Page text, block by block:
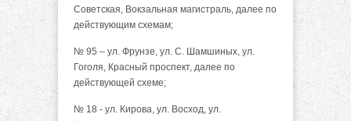
Советская, Вокзальная магистраль, далее по
действующим схемам;
№ 95 – ул. Фрунзе, ул. С. Шамшиных, ул.
Гоголя, Красный проспект, далее по
действующей схеме;
№ 18 - ул. Кирова, ул. Восход, ул.